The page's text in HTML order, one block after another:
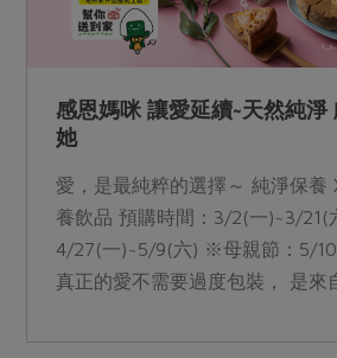
感恩媽咪 讓愛延續~天然純淨
她
愛，是最純粹的選擇～ 純淨保養
養飲品 預購時間：3/2(一)~3/21(
4/27(一)~5/9(六) ※母親節：5/
真正的愛不需要過度包裝， 是來
純粹，守護家庭與生活。 這份溫